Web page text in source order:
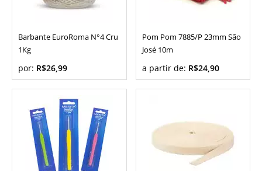
Barbante EuroRoma N°4 Cru
1Kg
por: R$26,99
Pom Pom 7885/P 23mm São
José 10m
a partir de: R$24,90